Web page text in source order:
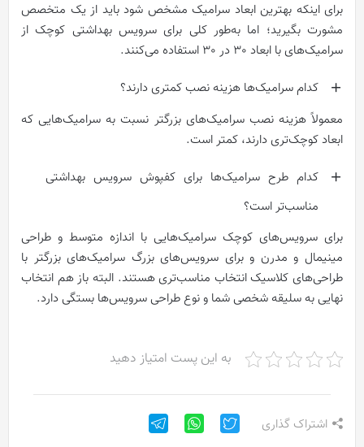
برای اینکه بهترین ابعاد سرامیک مشخص شود باید از یک متخصص
مشورت بگیرید؛ اما به‌طور کلی برای سرویس‌ بهداشتی کوچک از
سرامیک‌های با ابعاد 30 در 30 استفاده می‌کنند.
کدام سرامیک‌ها هزینه نصب کمتری دارند؟
معمولاً هزینه نصب سرامیک‌های بزرگتر نسبت به سرامیک‌هایی که
ابعاد کوچک‌تری دارند، کمتر است.
کدام طرح سرامیک‌ها برای کفپوش سرویس بهداشتی
مناسب‌تر است؟
برای سرویس‌های کوچک سرامیک‌هایی با اندازه متوسط و طراحی
مینیمال و مدرن و برای سرویس‌های بزرگ سرامیک‌های بزرگتر با
طراحی‌های کلاسیک انتخاب مناسب‌تری هستند. البته باز هم انتخاب
نهایی به سلیقه شخصی شما و نوع طراحی سرویس‌ها بستگی دارد.
به این پست امتیاز دهید
اشتراک گذاری